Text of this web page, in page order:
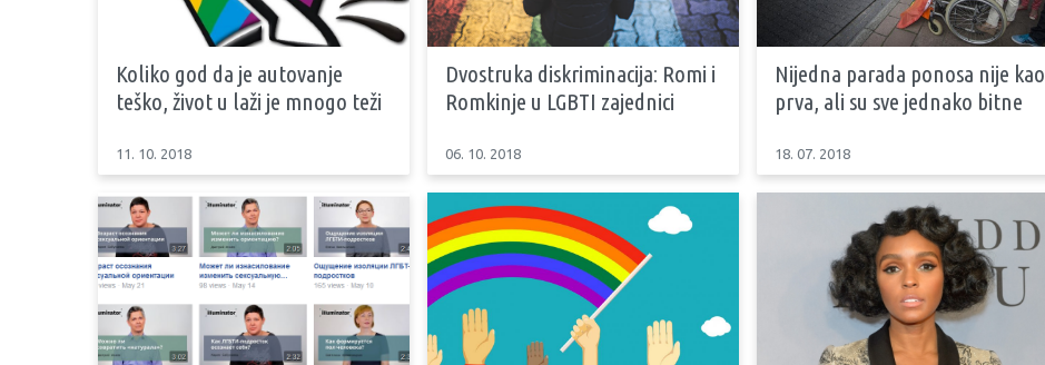
Koliko god da je autovanje
teško, život u laži je mnogo teži
11. 10. 2018
Dvostruka diskriminacija: Romi i
Romkinje u LGBTI zajednici
06. 10. 2018
Nijedna parada ponosa nije kao
prva, ali su sve jednako bitne
18. 07. 2018